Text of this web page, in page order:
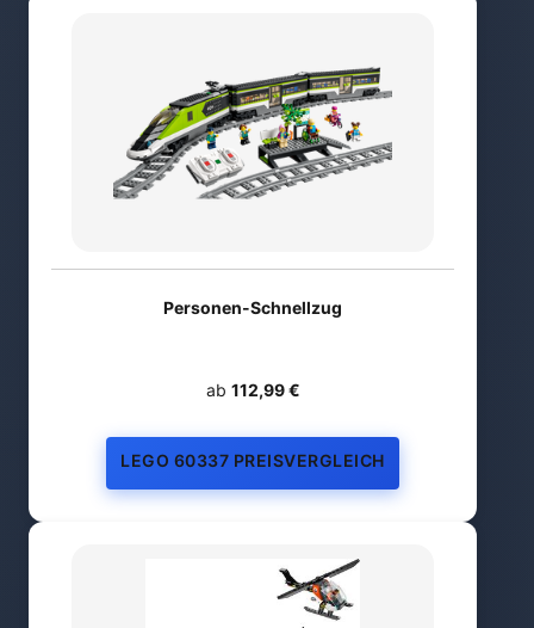
Personen-Schnellzug
ab 112,99 €
LEGO 60337 PREISVERGLEICH